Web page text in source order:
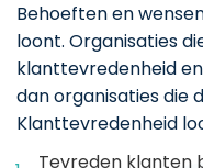
Behoeften en
loont. Organisaties
klanttevredenheid
dan organisaties die
Klanttevredenheid
Tevreden klanten